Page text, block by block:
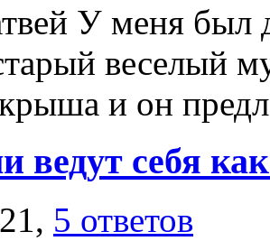
У меня был
веселый
и он
ведут себя
5 ответов